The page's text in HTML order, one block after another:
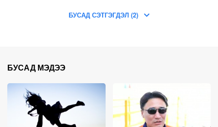
БУСАД СЭТГЭГДЭЛ (2)
БУСАД МЭДЭЭ